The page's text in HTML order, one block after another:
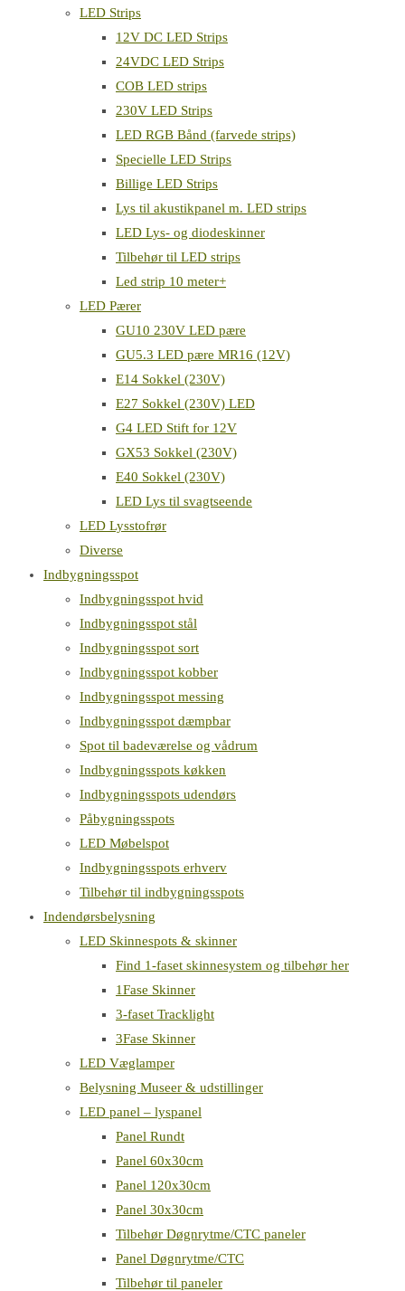
LED Strips
12V DC LED Strips
24VDC LED Strips
COB LED strips
230V LED Strips
LED RGB Bånd (farvede strips)
Specielle LED Strips
Billige LED Strips
Lys til akustikpanel m. LED strips
LED Lys- og diodeskinner
Tilbehør til LED strips
Led strip 10 meter+
LED Pærer
GU10 230V LED pære
GU5.3 LED pære MR16 (12V)
E14 Sokkel (230V)
E27 Sokkel (230V) LED
G4 LED Stift for 12V
GX53 Sokkel (230V)
E40 Sokkel (230V)
LED Lys til svagtseende
LED Lysstofrør
Diverse
Indbygningsspot
Indbygningsspot hvid
Indbygningsspot stål
Indbygningsspot sort
Indbygningsspot kobber
Indbygningsspot messing
Indbygningsspot dæmpbar
Spot til badeværelse og vådrum
Indbygningsspots køkken
Indbygningsspots udendørs
Påbygningsspots
LED Møbelspot
Indbygningsspots erhverv
Tilbehør til indbygningsspots
Indendørsbelysning
LED Skinnespots & skinner
Find 1-faset skinnesystem og tilbehør her
1Fase Skinner
3-faset Tracklight
3Fase Skinner
LED Væglamper
Belysning Museer & udstillinger
LED panel – lyspanel
Panel Rundt
Panel 60x30cm
Panel 120x30cm
Panel 30x30cm
Tilbehør Døgnrytme/CTC paneler
Panel Døgnrytme/CTC
Tilbehør til paneler